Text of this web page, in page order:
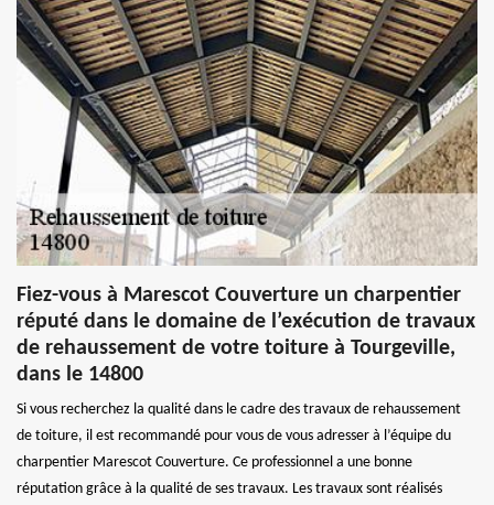
Fiez-vous à Marescot Couverture un charpentier
réputé dans le domaine de l’exécution de travaux
de rehaussement de votre toiture à Tourgeville,
dans le 14800
Si vous recherchez la qualité dans le cadre des travaux de rehaussement
de toiture, il est recommandé pour vous de vous adresser à l’équipe du
charpentier Marescot Couverture. Ce professionnel a une bonne
réputation grâce à la qualité de ses travaux. Les travaux sont réalisés